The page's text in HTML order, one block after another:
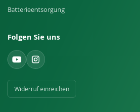
Batterieentsorgung
Folgen Sie uns
Widerruf einreichen